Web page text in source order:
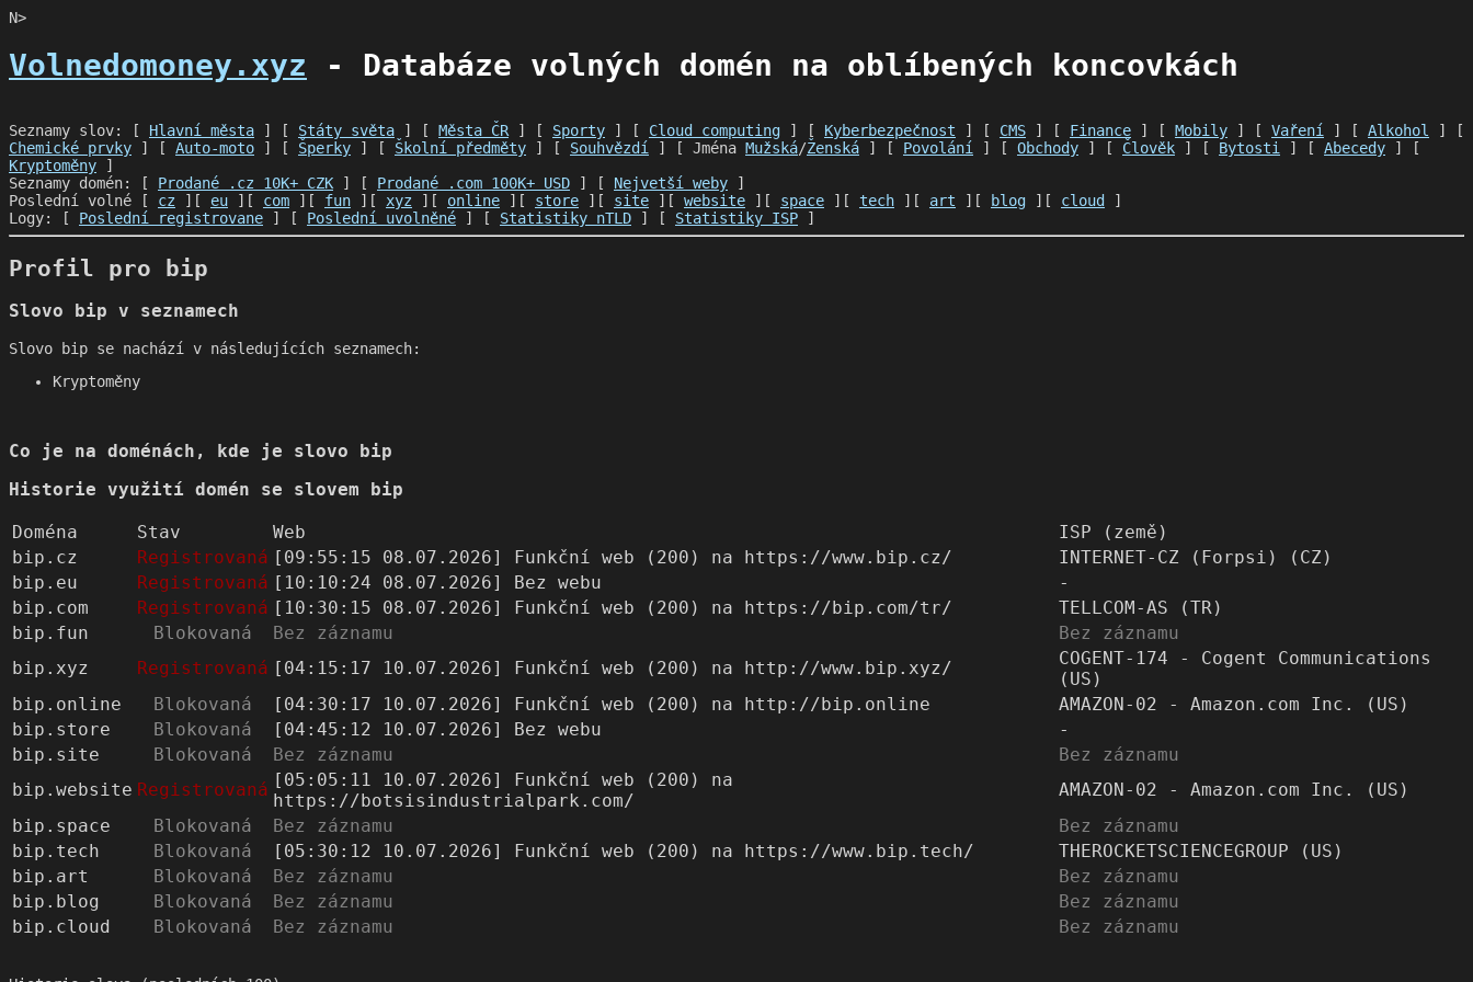
N>
Volnedomoney.xyz - Databáze volných domén na oblíbených koncovkách
Seznamy slov: [ Hlavní města ] [ Státy světa ] [ Města ČR ] [ Sporty ] [ Cloud computing ] [ Kyberbezpečnost ] [ CMS ] [ Finance ] [ Mobily ] [ Vaření ] [ Alkohol
] [
Chemické prvky ] [ Auto-moto ] [ Šperky ] [ Školní předměty ] [ Souhvězdí ] [ Jména Mužská/Ženská ] [ Povolání ] [ Obchody ] [ Člověk ] [ Bytosti ] [ Abecedy ] [
Kryptoměny ]
Seznamy domén: [ Prodané .cz 10K+ CZK ] [ Prodané .com 100K+ USD ] [ Nejvetší weby ]
Poslední volné [ cz ][ eu ][ com ][ fun ][ xyz ][ online ][ store ][ site ][ website ][ space ][ tech ][ art ][ blog ][ cloud ]
Logy: [ Poslední registrovane ] [ Poslední uvolněné ] [ Statistiky nTLD ] [ Statistiky ISP ]
Profil pro bip
Slovo bip v seznamech
Slovo bip se nachází v následujících seznamech:
Kryptoměny
Co je na doménách, kde je slovo bip
Historie využití domén se slovem bip
Doména Stav Web
ISP (země)
bip.cz
Registrovaná [09:55:15 08.07.2026] Funkční web (200) na https://www.bip.cz/
INTERNET-CZ (Forpsi) (CZ)
bip.eu
Registrovaná [10:10:24 08.07.2026] Bez webu
-
bip.com
Registrovaná [10:30:15 08.07.2026] Funkční web (200) na https://bip.com/tr/
TELLCOM-AS (TR)
bip.fun
Blokovaná Bez záznamu
Bez záznamu
bip.xyz
Registrovaná [04:15:17 10.07.2026] Funkční web (200) na http://www.bip.xyz/
COGENT-174 - Cogent Communications
(US)
bip.online
Blokovaná [04:30:17 10.07.2026] Funkční web (200) na http://bip.online
AMAZON-02 - Amazon.com Inc. (US)
bip.store
Blokovaná [04:45:12 10.07.2026] Bez webu
-
bip.site
Blokovaná Bez záznamu
Bez záznamu
bip.website Registrovaná [05:05:11 10.07.2026] Funkční web (200) na
https://botsisindustrialpark.com/
AMAZON-02 - Amazon.com Inc. (US)
bip.space
Blokovaná Bez záznamu
Bez záznamu
bip.tech
Blokovaná [05:30:12 10.07.2026] Funkční web (200) na https://www.bip.tech/
THEROCKETSCIENCEGROUP (US)
bip.art
Blokovaná Bez záznamu
Bez záznamu
bip.blog
Blokovaná Bez záznamu
Bez záznamu
bip.cloud
Blokovaná Bez záznamu Bez záznamu